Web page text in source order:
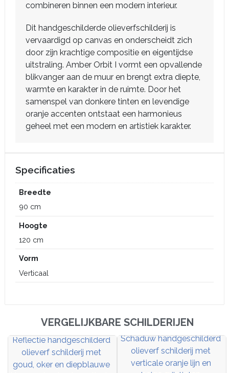
combineren binnen een modern interieur.
Dit handgeschilderde olieverfschilderij is
vervaardigd op canvas en onderscheidt zich
door zijn krachtige compositie en eigentijdse
uitstraling. Amber Orbit I vormt een opvallende
blikvanger aan de muur en brengt extra diepte,
warmte en karakter in de ruimte. Door het
samenspel van donkere tinten en levendige
oranje accenten ontstaat een harmonieus
geheel met een modern en artistiek karakter.
Specificaties
Breedte
90 cm
Hoogte
120 cm
Vorm
Verticaal
VERGELIJKBARE SCHILDERIJEN